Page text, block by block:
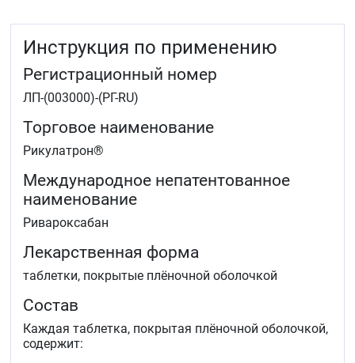
начальной парентеральной антикоагулянтной
Инструкция по применению
Регистрационный номер
ЛП-(003000)-(РГ-RU)
Торговое наименование
Рикулатрон®
Международное непатентованное
наименование
Ривароксабан
Лекарственная форма
таблетки, покрытые плёночной оболочкой
Состав
Каждая таблетка, покрытая плёночной оболочкой,
содержит: